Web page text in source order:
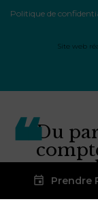
Politique de
Site web
Du
pour
Prendre